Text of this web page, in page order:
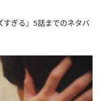
ぎる』5話までのネタバ